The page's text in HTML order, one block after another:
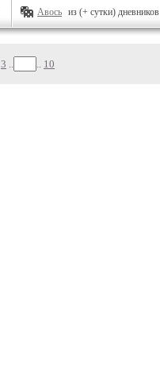
Авось из (+ сутки) дневников
3 .. .. 10